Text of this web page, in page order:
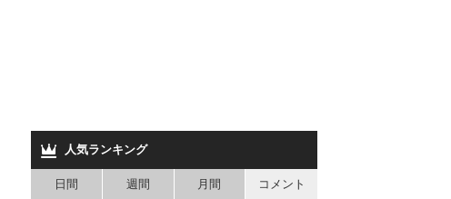
人気ランキング
日間 週間 月間 コメント